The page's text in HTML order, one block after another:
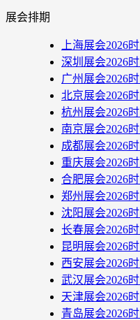
展会排期
上海展会2026
深圳展会2026
广州展会2026
北京展会2026
杭州展会2026
南京展会2026
成都展会2026
重庆展会2026
合肥展会2026
郑州展会2026
沈阳展会2026
长春展会2026
昆明展会2026
西安展会2026
武汉展会2026
天津展会2026
青岛展会2026